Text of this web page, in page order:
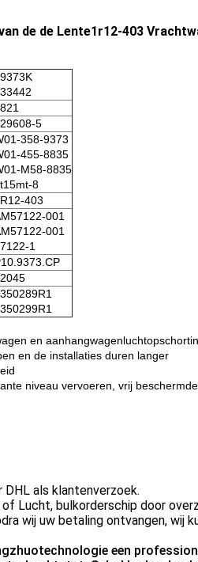
de de Lente1r12-403
5
358-9373
455-8835
M58-8835
8
403
001
001
1
en
en de installaties duren langer
niveau vervoeren, vrij
als klantenverzoek.
Lucht, bulkorderschip door
wij uw betaling ontvangen, wij
een